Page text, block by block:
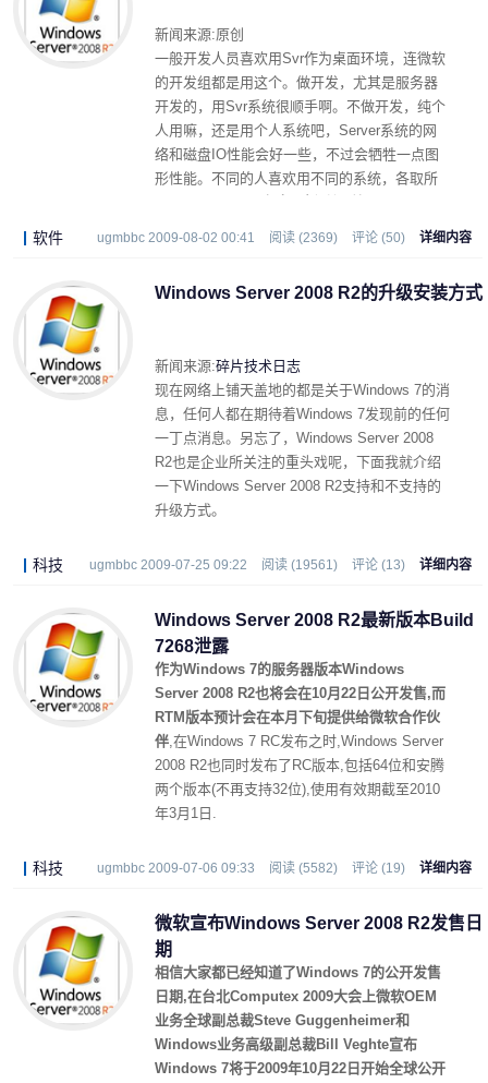
新闻来源:原创
一般开发人员喜欢用Svr作为桌面环境，连微软
的开发组都是用这个。做开发，尤其是服务器
开发的，用Svr系统很顺手啊。不做开发，纯个
人用嘛，还是用个人系统吧，Server系统的网
络和磁盘IO性能会好一些，不过会牺牲一点图
形性能。不同的人喜欢用不同的系统，各取所
做桌面环境的做了个工具包,随便介绍下:
软件 ugmbbc 2009-08-02 00:41 阅读 (2369) 评论 (50) 详细内容
Windows Server 2008 R2的升级安装方式
新闻来源:碎片技术日志
现在网络上铺天盖地的都是关于Windows 7的消
息，任何人都在期待着Windows 7发现前的任何
一丁点消息。另忘了，Windows Server 2008
R2也是企业所关注的重头戏呢，下面我就介绍
一下Windows Server 2008 R2支持和不支持的
升级方式。
科技 ugmbbc 2009-07-25 09:22 阅读 (19561) 评论 (13) 详细内容
Windows Server 2008 R2最新版本Build
7268泄露
作为Windows 7的服务器版本Windows
Server 2008 R2也将会在10月22日公开发售,而
RTM版本预计会在本月下旬提供给微软合作伙
伴,在Windows 7 RC发布之时,Windows Server
2008 R2也同时发布了RC版本,包括64位和安腾
两个版本(不再支持32位),使用有效期截至2010
年3月1日.
科技 ugmbbc 2009-07-06 09:33 阅读 (5582) 评论 (19) 详细内容
微软宣布Windows Server 2008 R2发售日
期
相信大家都已经知道了Windows 7的公开发售
日期,在台北Computex 2009大会上微软OEM
业务全球副总裁Steve Guggenheimer和
Windows业务高级副总裁Bill Veghte宣布
Windows 7将于2009年10月22日开始全球公开